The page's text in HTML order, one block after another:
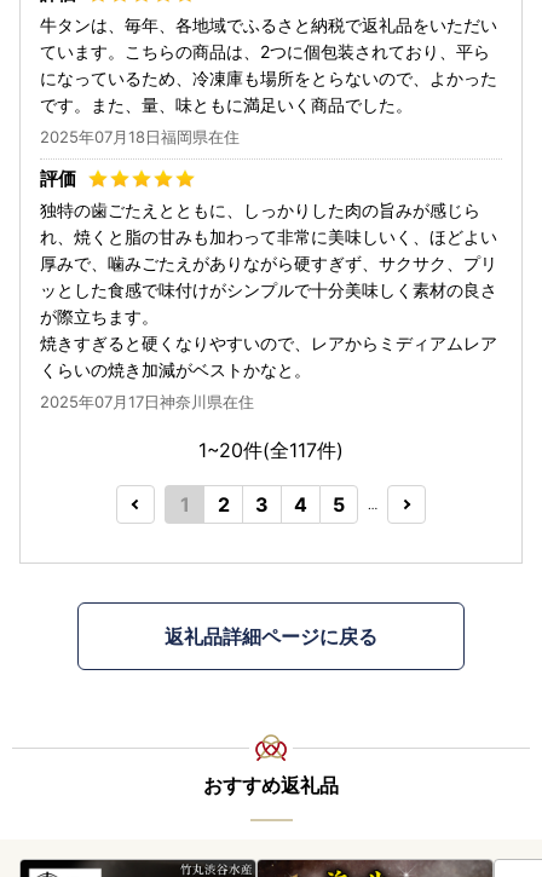
牛タンは、毎年、各地域でふるさと納税で返礼品をいただい
ています。こちらの商品は、2つに個包装されており、平ら
になっているため、冷凍庫も場所をとらないので、よかった
です。また、量、味ともに満足いく商品でした。
2025年07月18日福岡県在住
独特の歯ごたえとともに、しっかりした肉の旨みが感じら
れ、焼くと脂の甘みも加わって非常に美味しいく、ほどよい
厚みで、噛みごたえがありながら硬すぎず、サクサク、プリ
ッとした食感で味付けがシンプルで十分美味しく素材の良さ
が際立ちます。
焼きすぎると硬くなりやすいので、レアからミディアムレア
くらいの焼き加減がベストかなと。
2025年07月17日神奈川県在住
1~20件(全117件)
1 2 3 4 5 …
返礼品詳細ページに戻る
おすすめ返礼品